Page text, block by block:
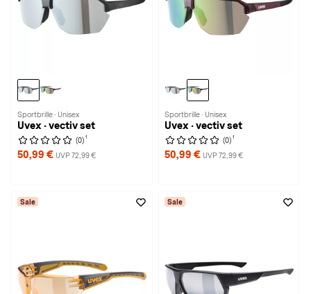
Sportbrille · Unisex
Uvex · vectiv set
(0) 1
50,99 € UVP 72,99 €
Sportbrille · Unisex
Uvex · vectiv set
(0) 1
50,99 € UVP 72,99 €
Sale Sale